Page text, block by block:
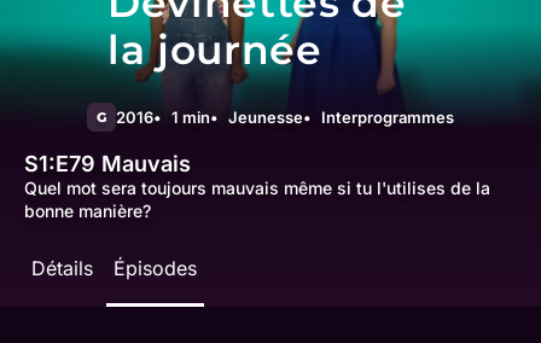
la journée
G 2016 1 min Jeunesse Interprogrammes
S1:E79 Mauvais
Quel mot sera toujours mauvais même si tu l'utilises de la
bonne manière?
Détails Épisodes